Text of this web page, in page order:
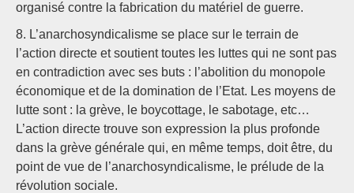
organisé contre la fabrication du matériel de guerre.
8. L’anarchosyndicalisme se place sur le terrain de
l’action directe et soutient toutes les luttes qui ne sont pas
en contradiction avec ses buts : l’abolition du monopole
économique et de la domination de l’Etat. Les moyens de
lutte sont : la grève, le boycottage, le sabotage, etc…
L’action directe trouve son expression la plus profonde
dans la grève générale qui, en même temps, doit être, du
point de vue de l’anarchosyndicalisme, le prélude de la
révolution sociale.